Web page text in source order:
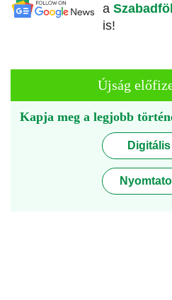
a
is!
Újság
Kapja meg a legjobb